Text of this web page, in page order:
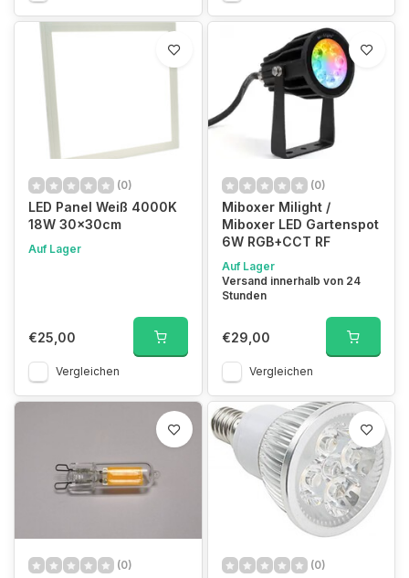
(0)
LED Panel Weiß 4000K
18W 30x30cm
Auf Lager
€25,00
Vergleichen
(0)
Miboxer Milight /
Miboxer LED Gartenspot
6W RGB+CCT RF
Auf Lager
Versand innerhalb von 24
Stunden
€29,00
Vergleichen
(0) (0)